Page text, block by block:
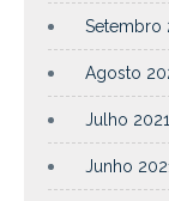
Setembro
Agosto
Julho 2021
Junho